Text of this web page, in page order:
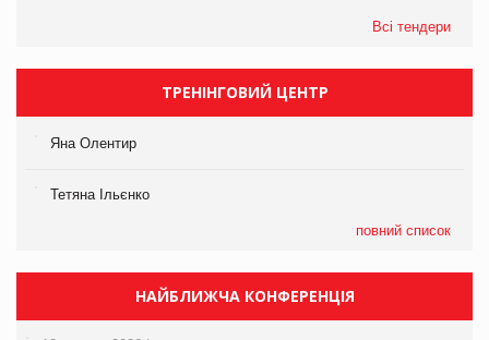
Всі тендери
ТРЕНІНГОВИЙ ЦЕНТР
Яна Олентир
Тетяна Ільєнко
повний список
НАЙБЛИЖЧА КОНФЕРЕНЦІЯ